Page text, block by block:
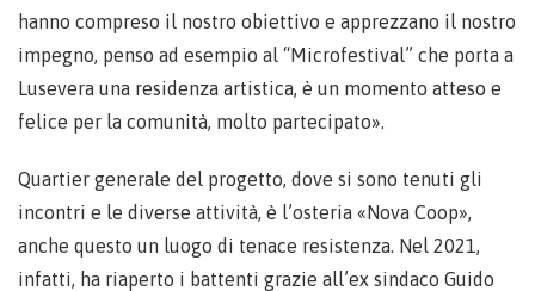
hanno compreso il nostro obiettivo e apprezzano il nostro
impegno, penso ad esempio al “Microfestival” che porta a
Lusevera una residenza artistica, è un momento atteso e
felice per la comunità, molto partecipato».
Quartier generale del progetto, dove si sono tenuti gli
incontri e le diverse attività, è l’osteria «Nova Coop»,
anche questo un luogo di tenace resistenza. Nel 2021,
infatti, ha riaperto i battenti grazie all’ex sindaco Guido